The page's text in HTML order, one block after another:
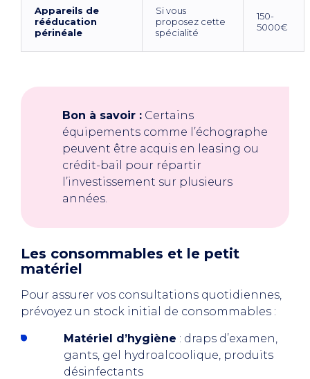
Appareils de
rééducation
périnéale
Si vous
proposez cette
spécialité
150-
5000€
Bon à savoir : Certains
équipements comme l’échographe
peuvent être acquis en leasing ou
crédit-bail pour répartir
l’investissement sur plusieurs
années.
Les consommables et le petit
matériel
Pour assurer vos consultations quotidiennes,
prévoyez un stock initial de consommables :
Matériel d’hygiène : draps d’examen,
gants, gel hydroalcoolique, produits
désinfectants